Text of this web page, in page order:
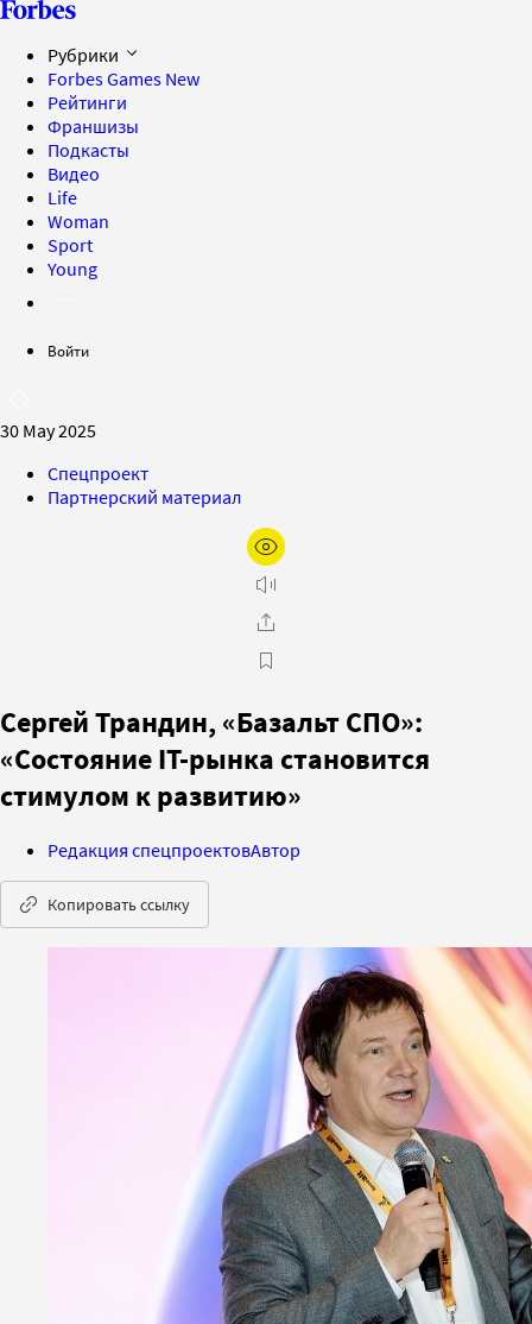
Рубрики
Forbes Games New
Рейтинги
Франшизы
Подкасты
Видео
Life
Woman
Sport
Young
Войти
30 May 2025
Спецпроект
Партнерский материал
Сергей Трандин, «Базальт СПО»:
«Состояние IT-рынка становится
стимулом к развитию»
Редакция спецпроектовАвтор
Копировать ссылку